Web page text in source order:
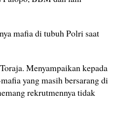
mafia di tubuh Polri saat
Menyampaikan kepada
yang masih bersarang di
rekrutmennya tidak